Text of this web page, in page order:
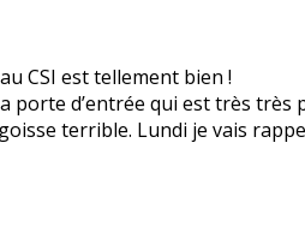
CSI est tellement bien !
d’entrée qui est très très
terrible. Lundi je vais